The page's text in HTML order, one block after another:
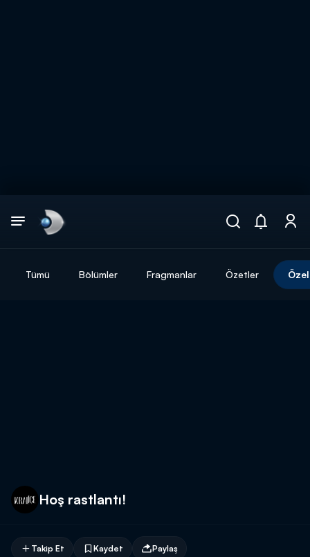
Tümü Bölümler Fragmanlar Özetler
Hoş rastlantı!
Takip Et Kaydet Paylaş